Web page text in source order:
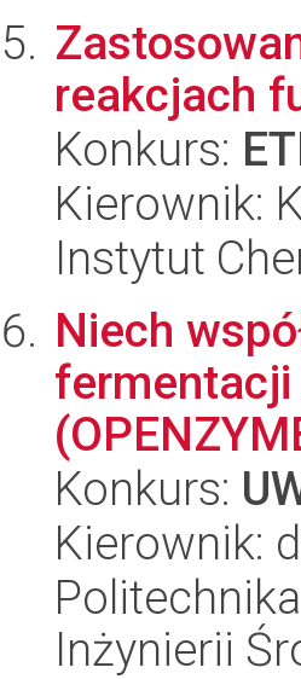
reakcjach
Konkurs:
Kierownik:
Instytut
Niech
Konkurs:
Kierownik:
Inżynierii